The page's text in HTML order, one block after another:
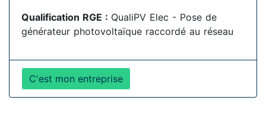
Qualification RGE : QualiPV Elec - Pose de
générateur photovoltaïque raccordé au réseau
C'est mon entreprise